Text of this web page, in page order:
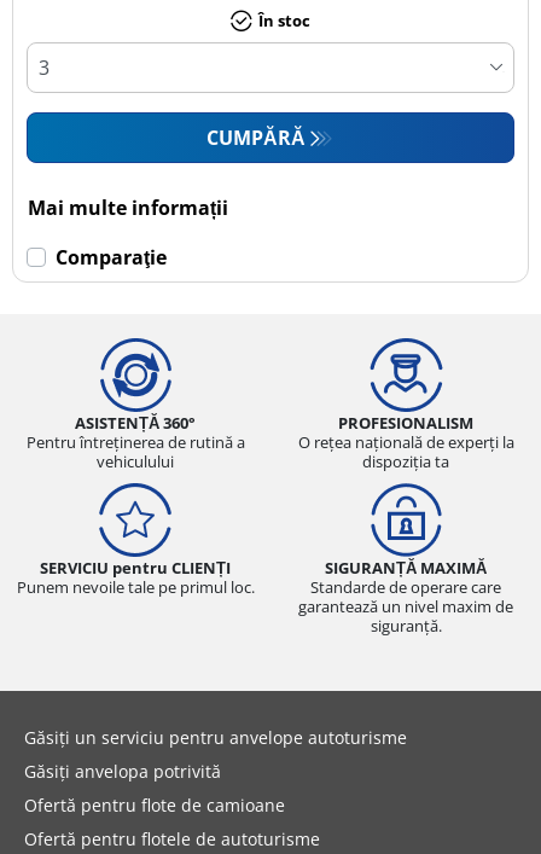
Rulotă autopropulsată (0)
În stoc
CUMPĂRĂ
Mai multe informații
Comparaţie
ASISTENȚĂ 360°
Pentru întreținerea de rutină a
vehiculului
PROFESIONALISM
O rețea națională de experți la
dispoziția ta
SERVICIU pentru CLIENȚI
Punem nevoile tale pe primul loc.
SIGURANȚĂ MAXIMĂ
Standarde de operare care
garantează un nivel maxim de
siguranță.
Găsiți un serviciu pentru anvelope autoturisme
Găsiți anvelopa potrivită
Ofertă pentru flote de camioane
Ofertă pentru flotele de autoturisme